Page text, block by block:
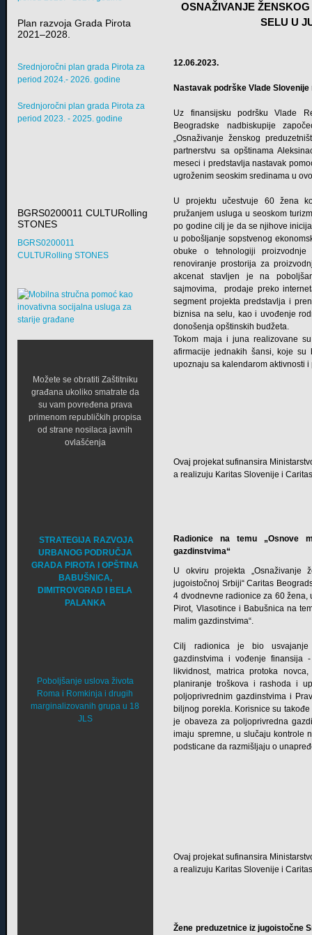
OSNAŽIVANJE
SELU U
12.06.2023.
Nastavak podrške Vlade
Uz finansijsku podršku Vlade
Beogradske nadbiskupije
„Osnaživanje ženskog
partnerstvu sa opštinama
meseci i predstavlja nastavak
ugroženim seoskim sredinama u
U projektu učestvuje 60 žena
pružanjem usluga u seoskom
po godine cilj je da se njihove
u pobošljanje sopstvenog
obuke o tehnologiji
renoviranje prostorija za
akcenat stavljen je na
sajmovima, prodaje preko
segment projekta predstavlja i
biznisa na selu, kao i uvođenje
donošenja opštinskih budžeta.
Tokom maja i juna realizovane
afirmacije jednakih šansi, koje
upoznaju sa kalendarom aktivnosti
Ovaj projekat sufinansira
a realizuju Karitas Slovenije i
Radionice na temu „Osnove
gazdinstvima“
U okviru projekta
jugoistočnoj Srbiji“ Caritas
4 dvodnevne radionice za 60 žena,
Pirot, Vlasotince i Babušnica na
malim gazdinstvima“.
Cilj radionica je bio usvajanje
gazdinstvima i vođenje finansija
likvidnost, matrica protoka
planiranje troškova i rashoda i
poljoprivrednim gazdinstvima i
biljnog porekla. Korisnice su
je obaveza za poljoprivredna
imaju spremne, u slučaju kontrole
podsticane da razmišljaju o
Ovaj projekat sufinansira
a realizuju Karitas Slovenije i
Žene preduzetnice iz jugoistočne
Plan razvoja Grada Pirota
2021–2028.
Srednjoročni plan grada Pirota za
period 2024.- 2026. godine
Srednjoročni plan grada Pirota za
period 2023. - 2025. godine
BGRS0200011 CULTURolling
STONES
BGRS0200011
CULTURolling STONES
Možete se obratiti Zaštitniku
građana ukoliko smatrate da
su vam povređena prava
primenom republičkih propisa
od strane nosilaca javnih
ovlašćenja
STRATEGIJA RAZVOJA
URBANOG PODRUČJA
GRADA PIROTA I OPŠTINA
BABUŠNICA,
DIMITROVGRAD I BELA
PALANKA
Poboljšanje uslova života
Roma i Romkinja i drugih
marginalizovanih grupa u 18
JLS